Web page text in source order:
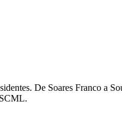
De Soares Franco a